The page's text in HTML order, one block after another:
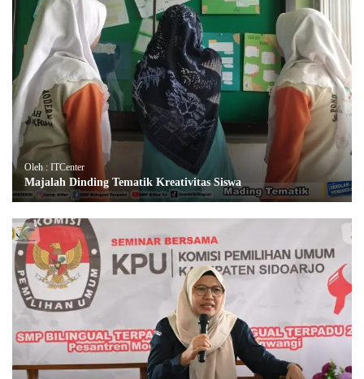
Oleh : ITCenter
Majalah Dinding Tematik Kreativitas Siswa